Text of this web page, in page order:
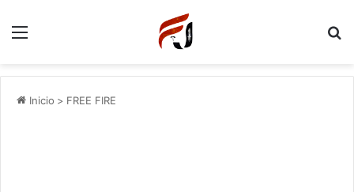
Menu
Inicio > FREE FIRE